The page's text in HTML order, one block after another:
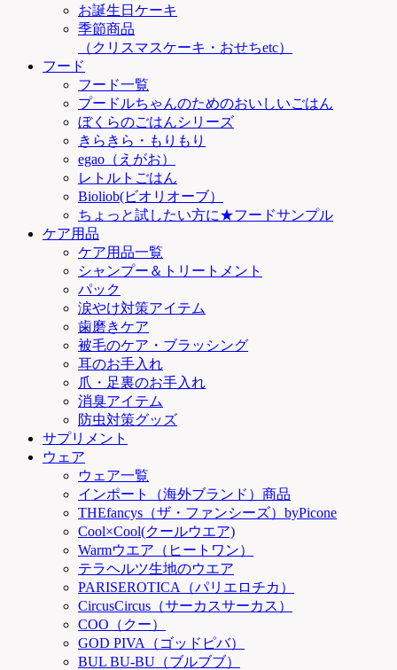
お誕生日ケーキ
季節商品
（クリスマスケーキ・おせちetc）
フード
フード一覧
プードルちゃんのためのおいしいごはん
ぼくらのごはんシリーズ
きらきら・もりもり
egao（えがお）
レトルトごはん
Bioliob(ビオリオーブ）
ちょっと試したい方に★フードサンプル
ケア用品
ケア用品一覧
シャンプー＆トリートメント
パック
涙やけ対策アイテム
歯磨きケア
被毛のケア・ブラッシング
耳のお手入れ
爪・足裏のお手入れ
消臭アイテム
防虫対策グッズ
サプリメント
ウェア
ウェア一覧
インポート（海外ブランド）商品
THEfancys（ザ・ファンシーズ）byPicone
Cool×Cool(クールウエア)
Warmウエア（ヒートワン）
テラヘルツ生地のウエア
PARISEROTICA（パリエロチカ）
CircusCircus（サーカスサーカス）
COO（クー）
GOD PIVA（ゴッドピバ）
BUL BU-BU（ブルブブ）